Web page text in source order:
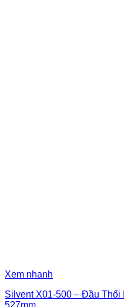
Xem nhanh
Silvent X01-500 – Đầu Thổi